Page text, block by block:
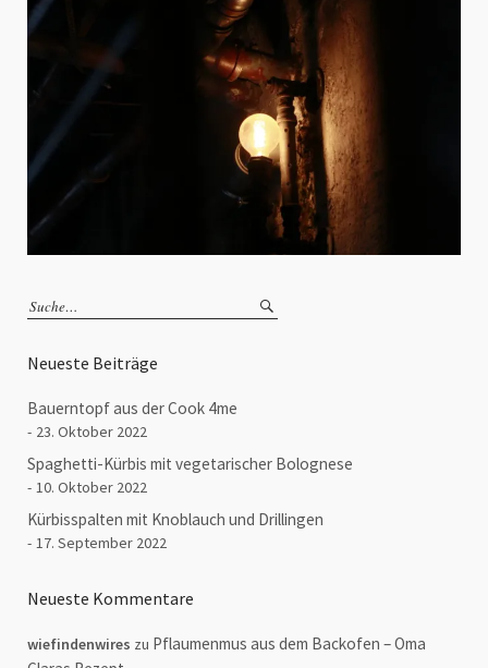
Neueste Beiträge
Bauerntopf aus der Cook 4me
23. Oktober 2022
Spaghetti-Kürbis mit vegetarischer Bolognese
10. Oktober 2022
Kürbisspalten mit Knoblauch und Drillingen
17. September 2022
Neueste Kommentare
wiefindenwires zu Pflaumenmus aus dem Backofen – Oma